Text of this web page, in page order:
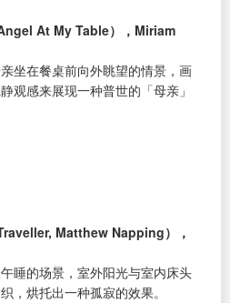
At My Table），Miriam
坐在餐桌前向外眺望的情景，画
观感来展现一种普世的「母亲」
Matthew Napping），
睡的场景，室外阳光与室内床头
，烘托出一种孤寂的效果。